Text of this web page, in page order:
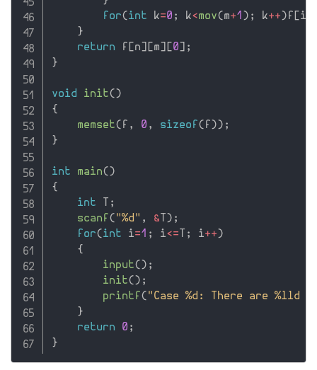
for(int k=0 ; k<mov(m+1 ) ; k++) f [i
}
return f [n] [m] [0] ;
}
void init()
{
memset( f , 0 , sizeof ( f )) ;
}
int main()
{
int T ;
scanf ( "%d" , & T ) ;
for(int i=1 ; i<= T ; i++)
{
input() ;
init() ;
printf ( "Case %d: There are %lld
}
return
0 ;
}